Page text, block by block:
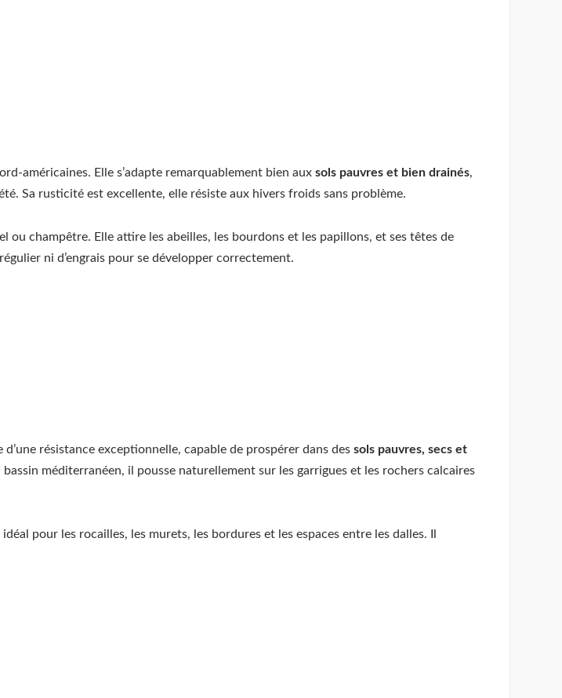
américaines. Elle s’adapte remarquablement bien aux sols pauvres et bien drainés,
Sa rusticité est excellente, elle résiste aux hivers froids sans problème.
champêtre. Elle attire les abeilles, les bourdons et les papillons, et ses têtes de
ni d’engrais pour se développer correctement.
résistance exceptionnelle, capable de prospérer dans des sols pauvres, secs et
méditerranéen, il pousse naturellement sur les garrigues et les rochers calcaires
pour les rocailles, les murets, les bordures et les espaces entre les dalles. Il